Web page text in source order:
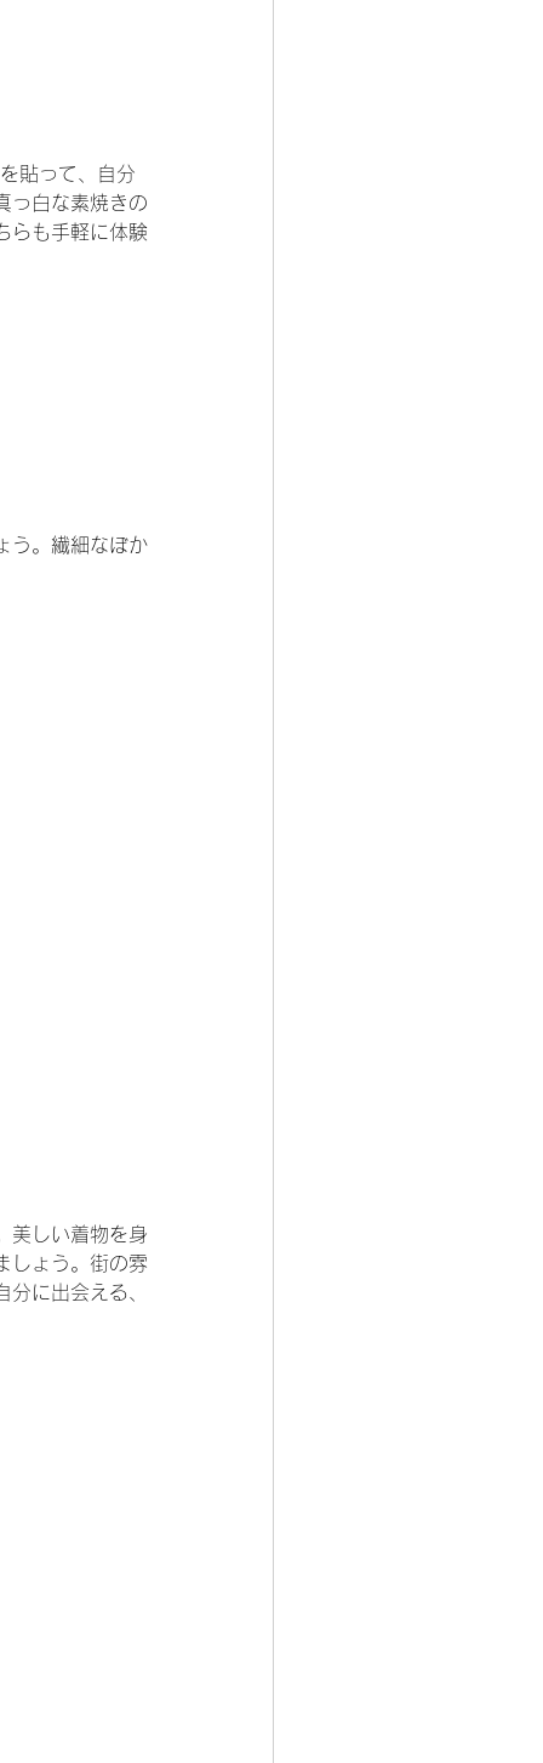
貼って、自分
っ白な素焼きの
らも手軽に体験
う。繊細なぼか
美しい着物を身
しょう。街の雰
に出会える、